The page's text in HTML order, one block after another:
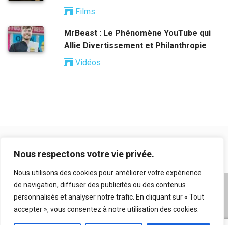
Nous respectons votre vie privée.
Nous utilisons des cookies pour améliorer votre expérience
de navigation, diffuser des publicités ou des contenus
personnalisés et analyser notre trafic. En cliquant sur « Tout
accepter », vous consentez à notre utilisation des cookies.
Films
MrBeast : Le Phénomène YouTube qui
Allie Divertissement et Philanthropie
Vidéos
A propos|Mentions légales|Conditions générales
d’utilisation|Flux RSS| Nos auteurs|Archives|
Suggestion de contenu